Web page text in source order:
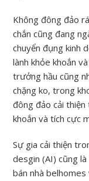
Không đông đảo
chắn cũng đang
chuyển đụng kinh
lành khỏe khoắn
trưởng hầu cũng
chặng ko, trong
đông đảo cải
khoắn và tích cực
Sự gia cải thiện
desgin (AI) cũng
bán nhà